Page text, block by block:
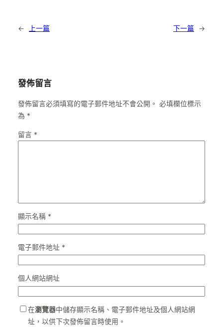
← 上一篇 下一篇 →
發佈留言
發佈留言必須填寫的電子郵件地址不會公開。 必填欄位標示
為 *
留言 *
顯示名稱 *
電子郵件地址 *
個人網站網址
在瀏覽器中儲存顯示名稱、電子郵件地址及個人網站網
址，以供下次發佈留言時使用。